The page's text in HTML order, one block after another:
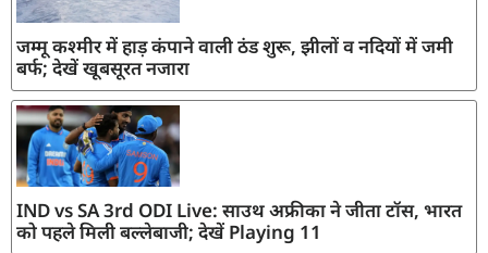
जम्मू कश्मीर में हाड़ कंपाने वाली ठंड शुरू, झीलों व नदियों में जमी
बर्फ; देखें खूबसूरत नजारा
IND vs SA 3rd ODI Live: साउथ अफ्रीका ने जीता टॉस, भारत
को पहले मिली बल्लेबाजी; देखें Playing 11